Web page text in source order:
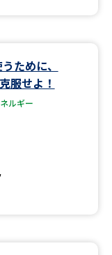
ブ
ために、
服せよ！
ルギー